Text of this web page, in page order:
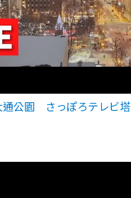
通公園 さっぽろテレビ塔